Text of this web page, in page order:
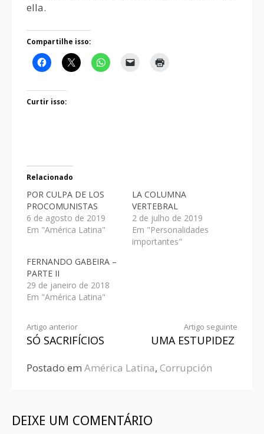
ella.
Compartilhe isso:
Curtir isso:
Relacionado
POR CULPA DE LOS
PROCOMUNISTAS
6 de agosto de 2019
Em "América Latina"
LA COLUMNA
VERTEBRAL
2 de julho de 2019
Em "Personalidades
importantes"
FERNANDO GABEIRA –
PARTE II
29 de janeiro de 2018
Em "América Latina"
Artigo anterior
SÓ SACRIFÍCIOS
Artigo seguinte
UMA ESTUPIDEZ
Postado em América Latina, Corrupción
DEIXE UM COMENTÁRIO